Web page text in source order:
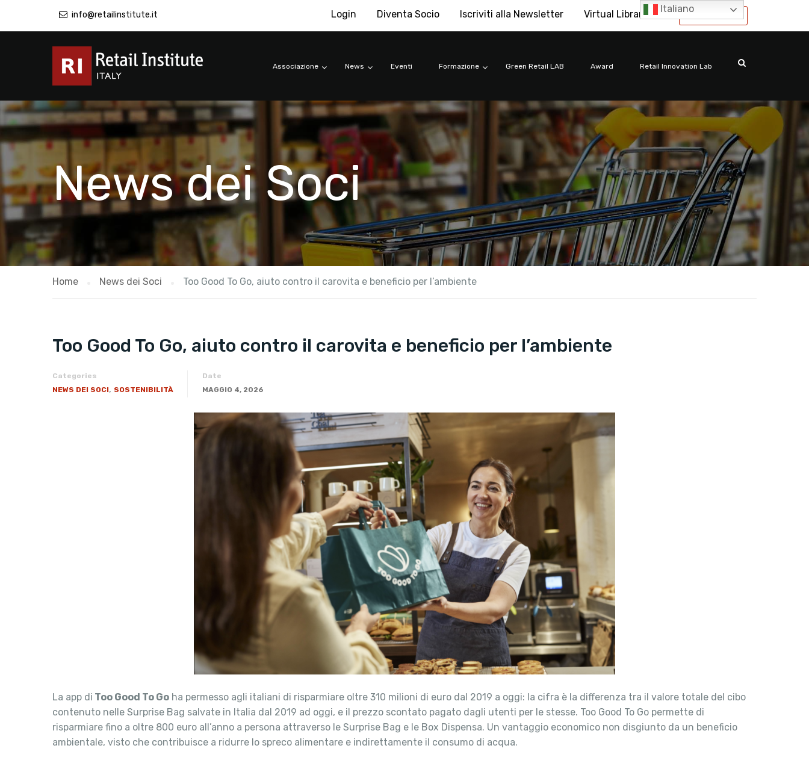
info@retailinstitute.it International
Login Diventa Socio Iscriviti alla Newsletter Virtual Library
Associazione News Eventi Formazione Green Retail LAB Award Retail Innovation Lab
News dei Soci
Home News dei Soci Too Good To Go, aiuto contro il carovita e beneficio per l’ambiente
Too Good To Go, aiuto contro il carovita e beneficio per l’ambiente
Categories
NEWS DEI SOCI, SOSTENIBILITÀ
Date
MAGGIO 4, 2026
La app di Too Good To Go ha permesso agli italiani di risparmiare oltre 310 milioni di euro dal 2019 a oggi: la cifra è la differenza tra il valore totale del cibo
contenuto nelle Surprise Bag salvate in Italia dal 2019 ad oggi, e il prezzo scontato pagato dagli utenti per le stesse. Too Good To Go permette di
risparmiare fino a oltre 800 euro all’anno a persona attraverso le Surprise Bag e le Box Dispensa. Un vantaggio economico non disgiunto da un beneficio
ambientale, visto che contribuisce a ridurre lo spreco alimentare e indirettamente il consumo di acqua.
Italiano